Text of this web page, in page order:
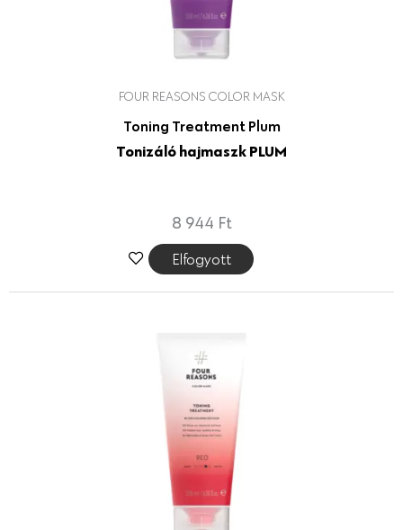
FOUR REASONS COLOR MASK
Toning Treatment Plum
Tonizáló hajmaszk PLUM
8 944 Ft
Elfogyott